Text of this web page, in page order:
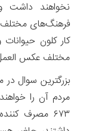
نخواهند داشت
فرهنگ‌های مختلف
کار کلون
مختلف عکس
بزرگترین سوال
مردم آن را